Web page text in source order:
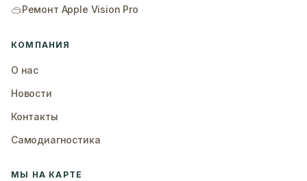
🥽Ремонт Apple Vision Pro
КОМПАНИЯ
О нас
Новости
Контакты
Самодиагностика
МЫ НА КАРТЕ